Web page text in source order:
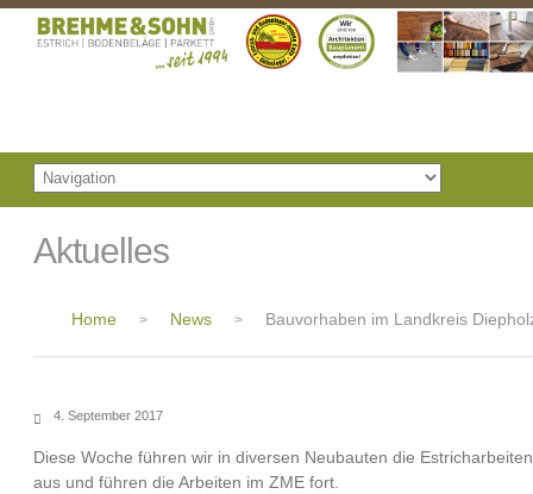
Aktuelles
Home > News > Bauvorhaben im Landkreis
4. September 2017
Diese Woche führen wir in diversen Neubauten die Estricharbeiten
aus und führen die Arbeiten im ZME fort.